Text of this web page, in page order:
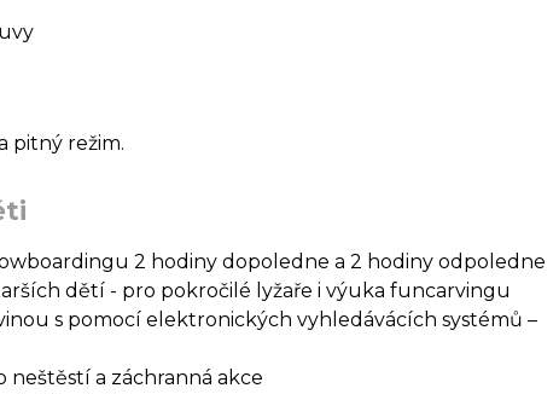
pitný režim.
2 hodiny dopoledne a 2 hodiny odpoledne
dětí - pro pokročilé lyžaře i výuka funcarvingu
s pomocí elektronických vyhledávácích systémů –
neštěstí a záchranná akce